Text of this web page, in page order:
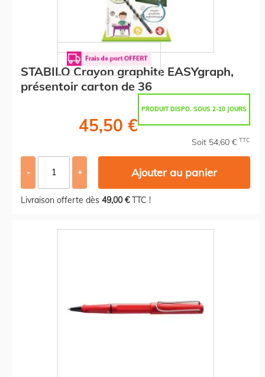
STABILO Crayon graphite EASYgraph,
présentoir carton de 36
PRODUIT DISPO. SOUS 2-10 JOURS
45,50 €
Soit 54,60 € TTC
- + Ajouter au panier
Livraison offerte dès 49,00 €TTC !